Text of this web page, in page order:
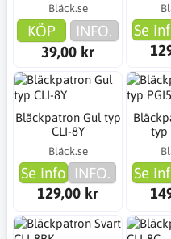
Bläck.se
KÖP
INFO.
39,00 kr
Se
Bläckpatron Gul typ
CLI-8Y
Bläck.se
Se info INFO.
129,00 kr
typ
Se